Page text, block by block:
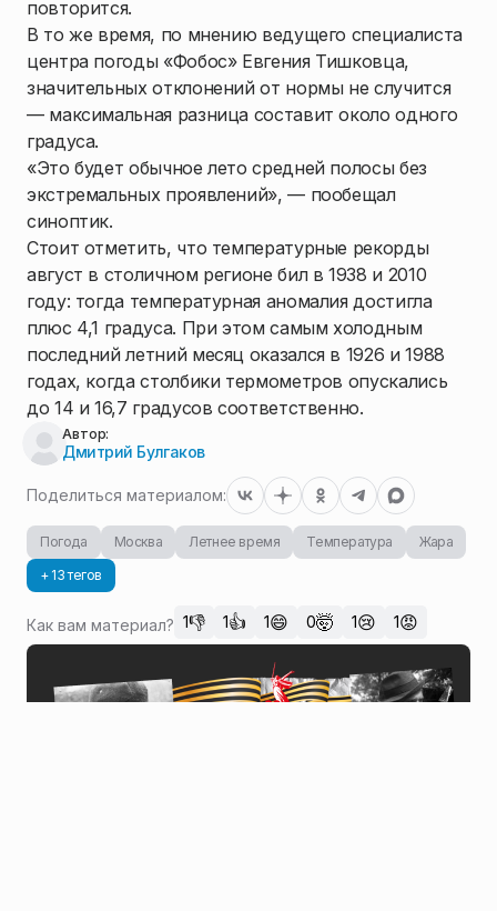
повторится.
В то же время, по мнению ведущего специалиста
центра погоды «Фобос» Евгения Тишковца,
значительных отклонений от нормы не случится
— максимальная разница составит около одного
градуса.
«Это будет обычное лето средней полосы без
экстремальных проявлений», — пообещал
синоптик.
Стоит отметить, что температурные рекорды
август в столичном регионе бил в 1938 и 2010
году: тогда температурная аномалия достигла
плюс 4,1 градуса. При этом самым холодным
последний летний месяц оказался в 1926 и 1988
годах, когда столбики термометров опускались
до 14 и 16,7 градусов соответственно.
Автор:
Дмитрий Булгаков
Поделиться материалом:
Погода Москва Летнее время Температура
Жара
+ 13 тегов
Как вам материал? 1👎 1👍 1😄 0🤯 1😢 1😡